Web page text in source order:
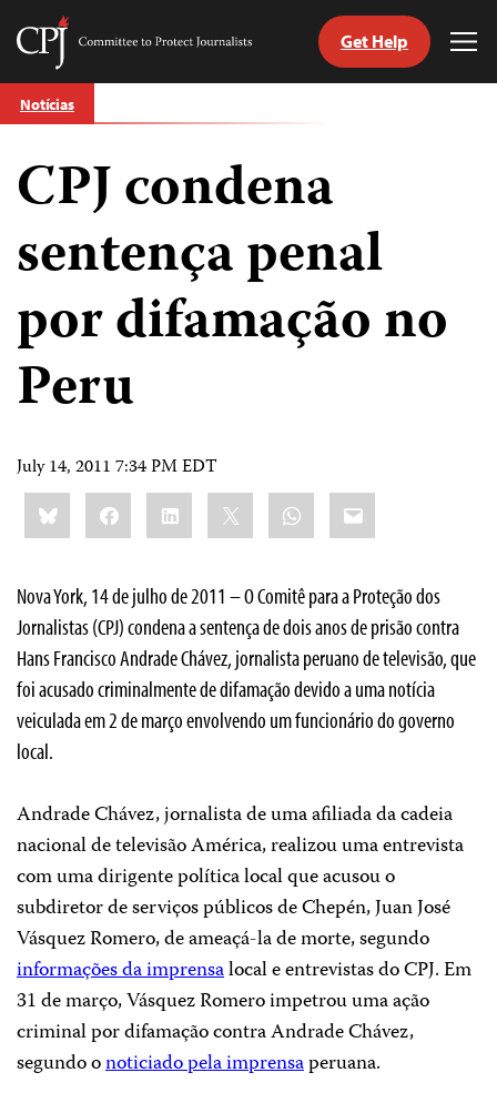
Skip
to
Committee
Journalists
Get Help
Notícias
CPJ condena
sentença penal
por difamação no
Peru
July 14, 2011 7:34 PM EDT
Share
this:BlueskyFacebookLinkedIn WhatsApp
Email
Nova York, 14 de julho de 2011 – O Comitê para a Proteção dos
Jornalistas (CPJ) condena a sentença de dois anos de prisão contra
Hans Francisco Andrade Chávez, jornalista peruano de televisão, que
foi acusado criminalmente de difamação devido a uma notícia
veiculada em 2 de março envolvendo um funcionário do governo
local.
Andrade Chávez, jornalista de uma afiliada da cadeia
nacional de televisão América, realizou uma entrevista
com uma dirigente política local que acusou o
subdiretor de serviços públicos de Chepén, Juan José
Vásquez Romero, de ameaçá-la de morte, segundo
informações da imprensalocal e entrevistas do CPJ. Em
31 de março, Vásquez Romero impetrou uma ação
criminal por difamação contra Andrade Chávez,
segundo onoticiado pela imprensaperuana.